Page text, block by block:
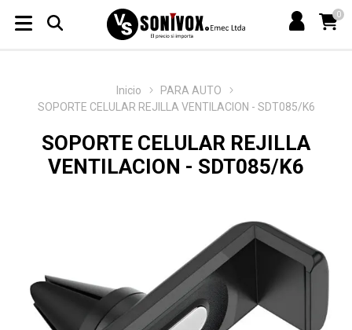
0
Inicio
PARA AUTO
SOPORTE CELULAR REJILLA VENTILACION - SDT085/K6
SOPORTE CELULAR REJILLA
VENTILACION - SDT085/K6